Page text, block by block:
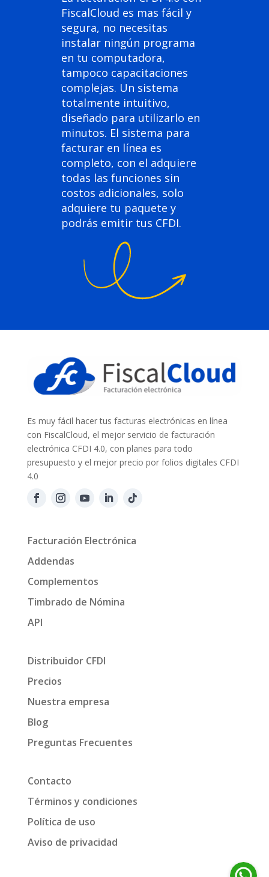
FiscalCloud es mas fácil y
segura, no necesitas
instalar ningún programa
en tu computadora,
tampoco capacitaciones
complejas. Un sistema
totalmente intuitivo,
diseñado para utilizarlo en
minutos. El sistema para
facturar en línea es
completo, con el adquiere
todas las funciones sin
costos adicionales, solo
adquiere tu paquete y
podrás emitir tus CFDI.
Es muy fácil hacer tus facturas electrónicas en línea
con FiscalCloud, el mejor servicio de facturación
electrónica CFDI 4.0, con planes para todo
presupuesto y el mejor precio por folios digitales CFDI
4.0
Facturación Electrónica
Addendas
Complementos
Timbrado de Nómina
API
Distribuidor CFDI
Precios
Nuestra empresa
Blog
Preguntas Frecuentes
Contacto
Términos y condiciones
Política de uso
Aviso de privacidad